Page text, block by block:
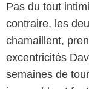
Pas du tout
contraire, les
chamaillent,
excentricités
semaines de